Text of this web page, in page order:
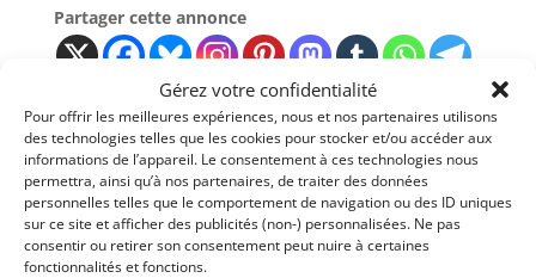
Gérez votre confidentialité
Pour offrir les meilleures expériences, nous et nos partenaires utilisons
des technologies telles que les cookies pour stocker et/ou accéder aux
informations de l’appareil. Le consentement à ces technologies nous
permettra, ainsi qu’à nos partenaires, de traiter des données
personnelles telles que le comportement de navigation ou des ID uniques
sur ce site et afficher des publicités (non-) personnalisées. Ne pas
consentir ou retirer son consentement peut nuire à certaines
fonctionnalités et fonctions.
Partager cette annonce
Passeports techniques
Passeport ASN Numéro Extrait